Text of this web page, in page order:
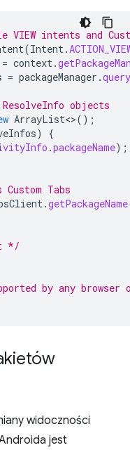
intents and
(Intent.
= context.
= packageManager .
objects
ArrayList<>();
)
{
.packageName);
Tabs
.getPackageName
*/
by any browser
widoczności
jest